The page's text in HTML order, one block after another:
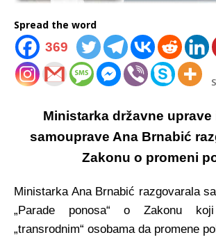
Spread the word
369
Ministarka državne uprave
samouprave Ana Brnabić
Zakonu o promeni
Ministarka Ana Brnabić razgovarala
„Parade ponosa“ o Zakonu
„transrodnim“ osobama da promene